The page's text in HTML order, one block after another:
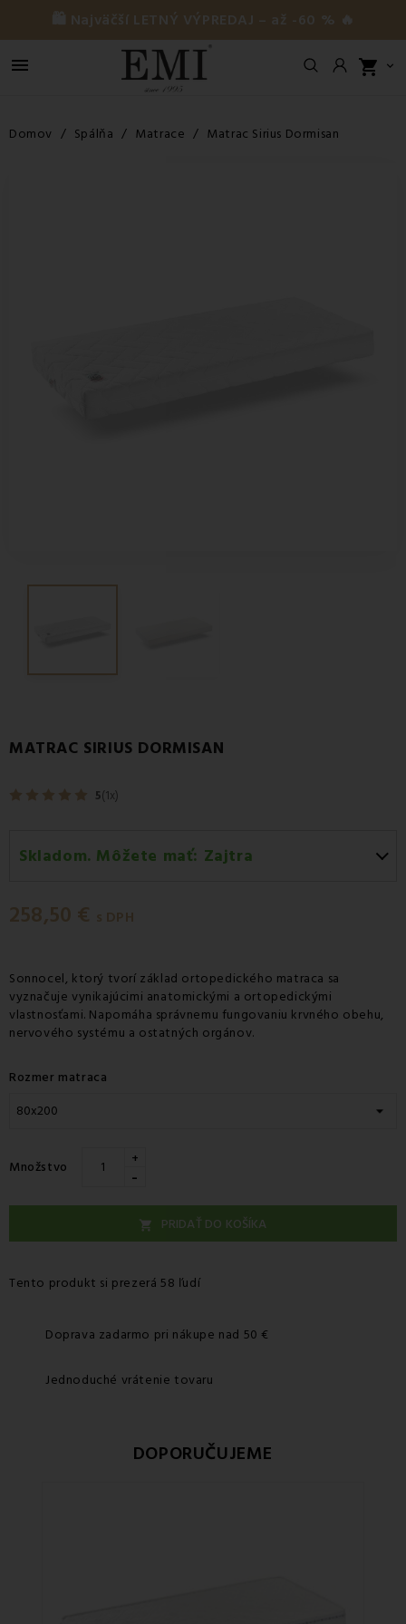
🛍️ Najväčší LETNÝ VÝPREDAJ – až -60 % 🔥
 shopping_cart 
Domov Spálňa Matrace Matrac Sirius Dormisan
MATRAC SIRIUS DORMISAN
5(1x)
Skladom. Môžete mať: Zajtra
Zajtra -Vyzdvihnutie na predajni
258,50 € s DPH
Sonnocel, ktorý tvorí základ ortopedického matraca sa
vyznačuje vynikajúcimi anatomickými a ortopedickými
vlastnosťami. Napomáha správnemu fungovaniu krvného obehu,
nervového systému a ostatných orgánov.
Rozmer matraca
Množstvo +
-
 PRIDAŤ DO KOŠÍKA
Tento produkt si prezerá 58 ľudí
Doprava zadarmo pri nákupe nad 50 €
Jednoduché vrátenie tovaru
DOPORUČUJEME